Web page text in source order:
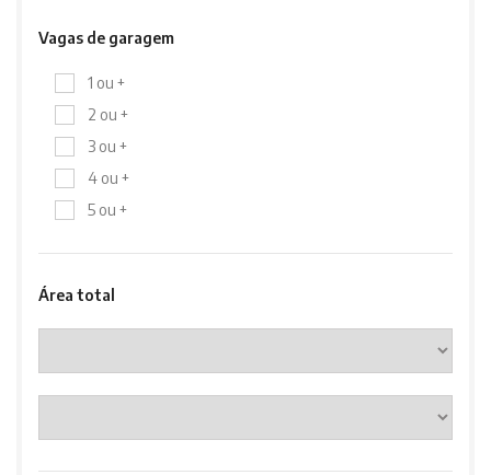
Vagas de garagem
1 ou +
2 ou +
3 ou +
4 ou +
5 ou +
Área total